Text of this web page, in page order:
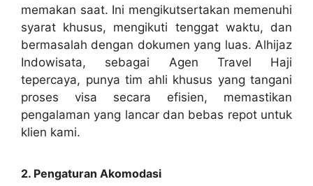
memakan saat. Ini mengikutsertakan memenuhi
syarat khusus, mengikuti tenggat waktu, dan
bermasalah dengan dokumen yang luas. Alhijaz
Indowisata, sebagai Agen Travel Haji
tepercaya, punya tim ahli khusus yang tangani
proses visa secara efisien, memastikan
pengalaman yang lancar dan bebas repot untuk
klien kami.
2. Pengaturan Akomodasi